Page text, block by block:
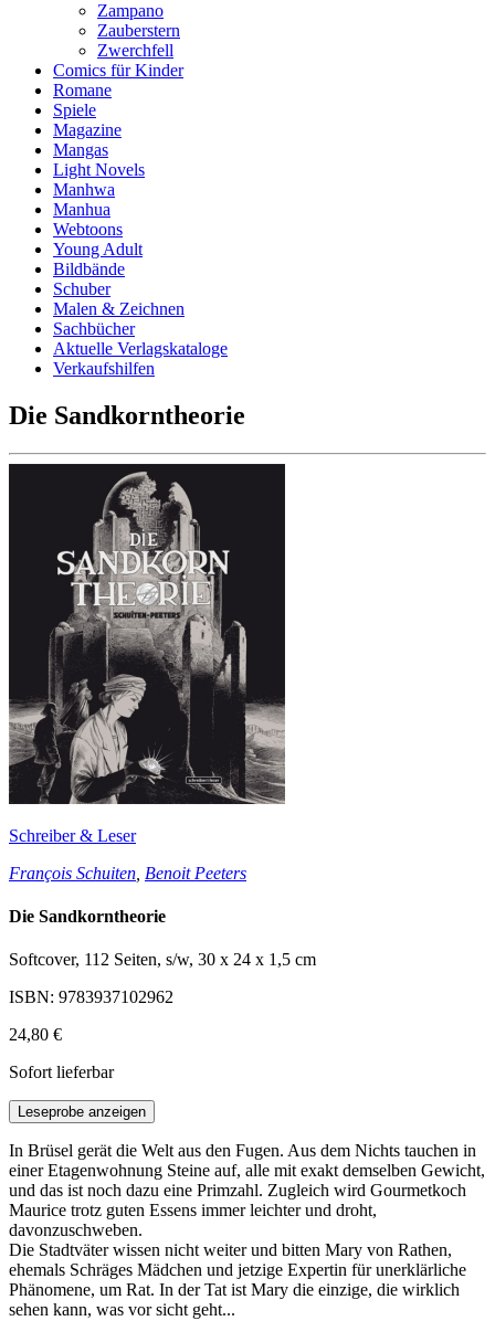
Zampano
Zauberstern
Zwerchfell
Comics für Kinder
Romane
Spiele
Magazine
Mangas
Light Novels
Manhwa
Manhua
Webtoons
Young Adult
Bildbände
Schuber
Malen & Zeichnen
Sachbücher
Aktuelle Verlagskataloge
Verkaufshilfen
Die Sandkorntheorie
Schreiber & Leser
François Schuiten Benoit Peeters
Die Sandkorntheorie
Softcover, 112 Seiten, s/w, 30 x 24 x 1,5 cm
ISBN: 9783937102962
24,80 €
Sofort lieferbar
Leseprobe anzeigen
In Brüsel gerät die Welt aus den Fugen. Aus dem Nichts tauchen in
einer Etagenwohnung Steine auf, alle mit exakt demselben Gewicht,
und das ist noch dazu eine Primzahl. Zugleich wird Gourmetkoch
Maurice trotz guten Essens immer leichter und droht,
davonzuschweben.
Die Stadtväter wissen nicht weiter und bitten Mary von Rathen,
ehemals Schräges Mädchen und jetzige Expertin für unerklärliche
Phänomene, um Rat. In der Tat ist Mary die einzige, die wirklich
sehen kann, was vor sicht geht...